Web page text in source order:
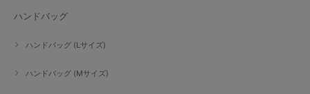
ハンドバッグ
ハンドバッグ (Lサイズ)
ハンドバッグ (Mサイズ)